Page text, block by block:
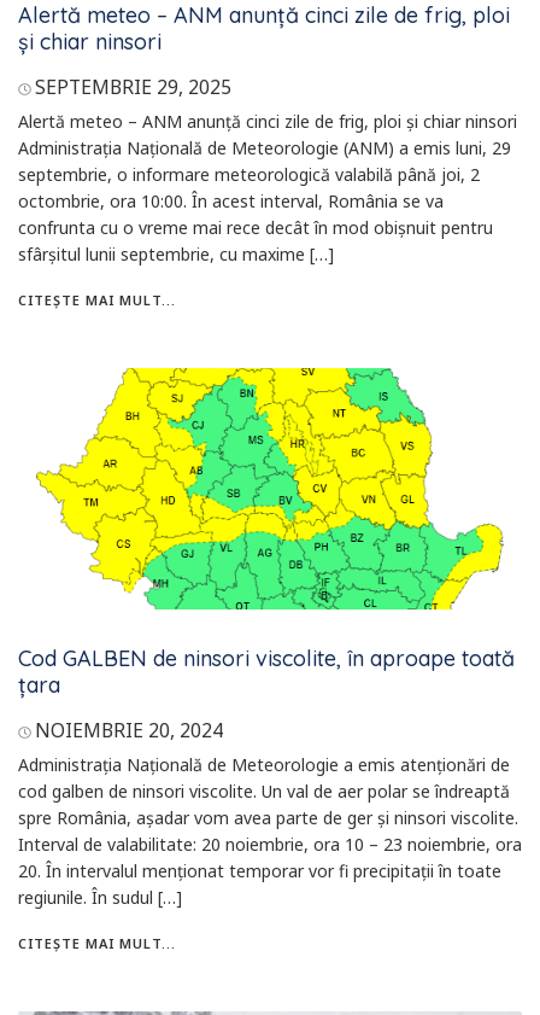
Alertă meteo – ANM anunță cinci zile de frig, ploi
și chiar ninsori
SEPTEMBRIE 29, 2025
Alertă meteo – ANM anunță cinci zile de frig, ploi și chiar ninsori
Administrația Națională de Meteorologie (ANM) a emis luni, 29
septembrie, o informare meteorologică valabilă până joi, 2
octombrie, ora 10:00. În acest interval, România se va
confrunta cu o vreme mai rece decât în mod obișnuit pentru
sfârșitul lunii septembrie, cu maxime […]
CITEȘTE MAI MULT...
Cod GALBEN de ninsori viscolite, în aproape toată
țara
NOIEMBRIE 20, 2024
Administrația Națională de Meteorologie a emis atenționări de
cod galben de ninsori viscolite. Un val de aer polar se îndreaptă
spre România, așadar vom avea parte de ger și ninsori viscolite.
Interval de valabilitate: 20 noiembrie, ora 10 – 23 noiembrie, ora
20. În intervalul menționat temporar vor fi precipitații în toate
regiunile. În sudul […]
CITEȘTE MAI MULT...